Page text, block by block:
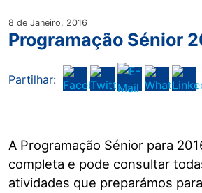
8 de Janeiro, 2016
Programação Sénior
Partilhar:
A Programação Sénior para
completa e pode consultar
atividades que preparámos